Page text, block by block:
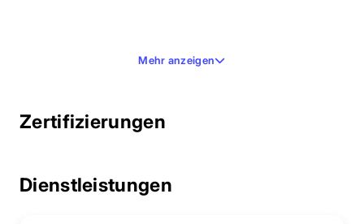
Mehr anzeigen
Zertifizierungen
Dienstleistungen